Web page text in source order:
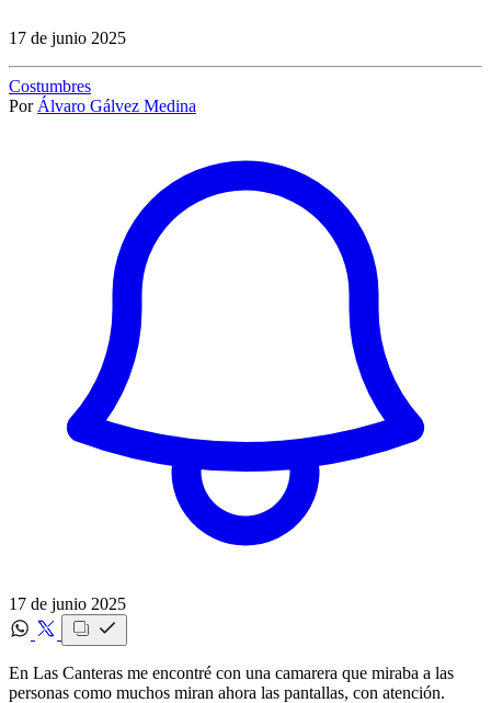
17 de junio 2025
Costumbres
Por Álvaro Gálvez Medina
17 de junio 2025
En Las Canteras me encontré con una camarera que miraba a las
personas como muchos miran ahora las pantallas, con atención.